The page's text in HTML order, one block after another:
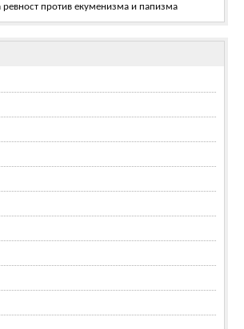
ревност против екуменизма и папизма